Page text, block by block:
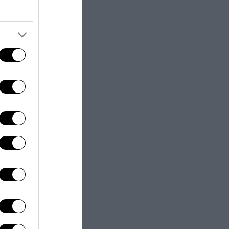
tutti i ricorsi
Stato di
ad
factor(fattore
per
ci sia
nostra è tra